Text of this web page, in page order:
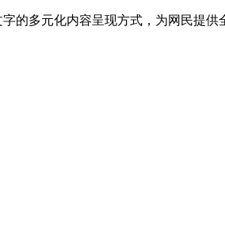
的多元化内容呈现方式，为网民提供